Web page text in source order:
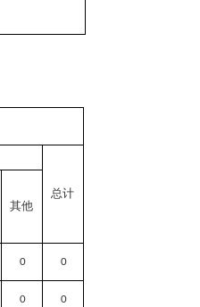
总计
其他
0 0
0 0